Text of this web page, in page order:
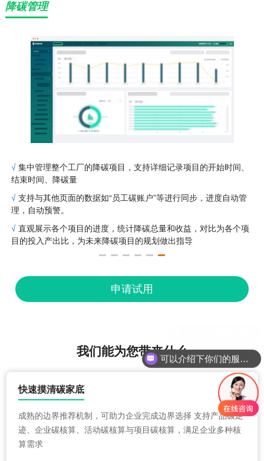
降碳管理
√ 集中管理整个工厂的降碳项目，支持详细记录项目的开始时间、
结束时间、降碳量
√ 支持与其他页面的数据如“员工碳账户”等进行同步，进度自动管
理，自动预警。
√ 直观展示各个项目的进度，统计降碳总量和收益，对比为各个项
目的投入产出比，为未来降碳项目的规划做出指导
申请试用
我们能为您带来什么
快速摸清碳家底
成熟的边界推荐机制，可助力企业完成边界选择 支持产品碳足
迹、企业碳核算、活动碳核算与项目碳核算，满足企业多种核
算需求
可以介绍下你们的服务吗